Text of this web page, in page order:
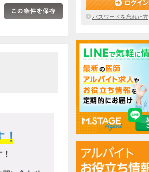
パスワードを忘れた方